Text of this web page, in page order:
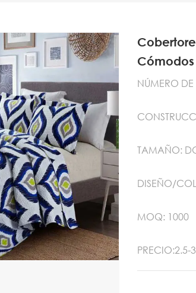
NÚMERO
TAMAÑO:
DISEÑO/
MOQ: 1000
PRECIO:2.5-